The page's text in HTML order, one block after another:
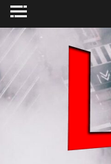
Saltar
contenido